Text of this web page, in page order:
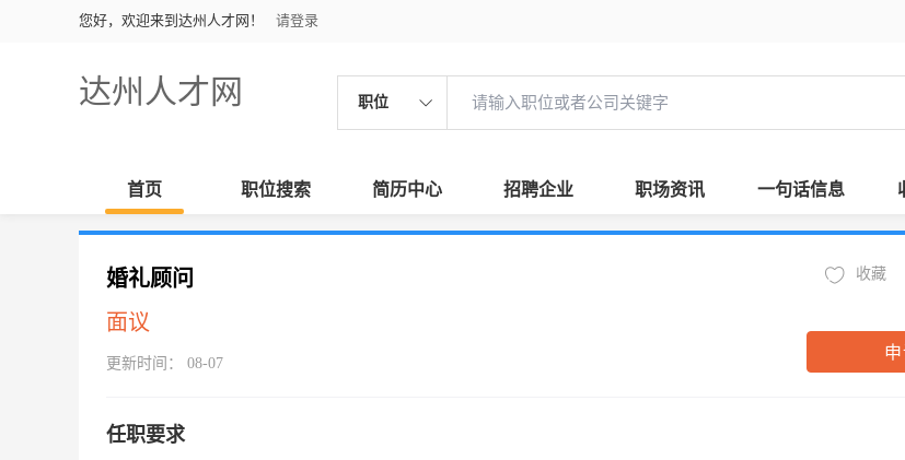
您好，欢迎来到达州人才网！ 请登录
达州人才网 职位
首页 职位搜索 简历中心 招聘企业 职场资讯 一句话信息
婚礼顾问
面议
更新时间： 08-07
收藏
任职要求